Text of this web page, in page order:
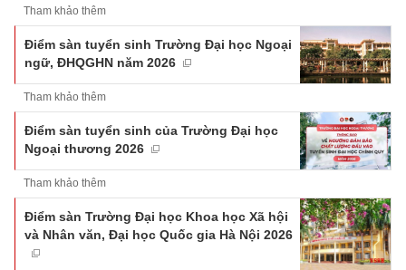
Tham khảo thêm
Điểm sàn tuyển sinh Trường Đại học Ngoại
ngữ, ĐHQGHN năm 2026
Tham khảo thêm
Điểm sàn tuyển sinh của Trường Đại học
Ngoại thương 2026
Tham khảo thêm
Điểm sàn Trường Đại học Khoa học Xã hội
và Nhân văn, Đại học Quốc gia Hà Nội 2026